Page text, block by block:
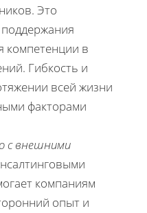
Это
компетенции в
Гибкость и
всей жизни
факторами
с внешними
компаниям
опыт и